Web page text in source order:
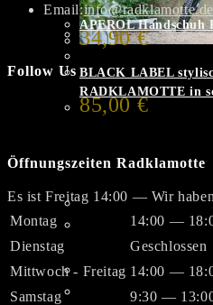
weist
auf.
auf
der
BLACK LABEL
RADKLAMOTTE in
85,00€
APEROL Handschuh
34,90€
weist
Email:
Follow Us
Öffnungszeiten Radklamotte
Es ist Freitag 14:00 — Wir
Montag
14:00 —
Dienstag
Geschlossen
Mittwoch - Freitag 14:00 —
Samstag
9:30 —